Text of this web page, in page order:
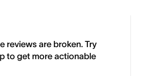
reviews are broken. Try
to get more actionable